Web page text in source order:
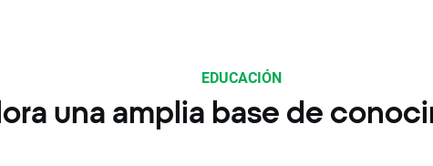
EDUCACIÓN
una amplia base de